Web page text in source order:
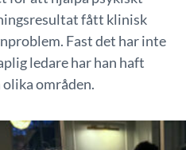
fått klinisk
Fast det har inte
ledare har han haft
områden.